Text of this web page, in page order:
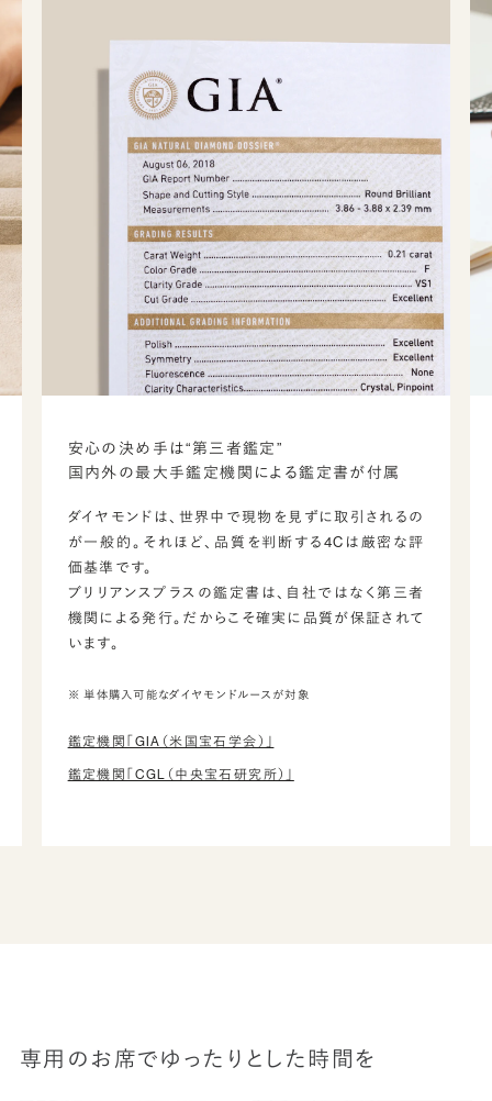
安心の決め手は“第三者鑑定”
国内外の最大手鑑定機関による鑑定書が付属
ダイヤモンドは、世界中で現物を見ずに取引されるの
が一般的。それほど、品質を判断する4Cは厳密な評
価基準です。
ブリリアンスプラスの鑑定書は、自社ではなく第三者
機関による発行。だからこそ確実に品質が保証されて
います。
※ 単体購入可能なダイヤモンドルースが対象
鑑定機関「GIA（米国宝石学会）」
鑑定機関「CGL（中央宝石研究所）」
専用のお席でゆったりとした時間を